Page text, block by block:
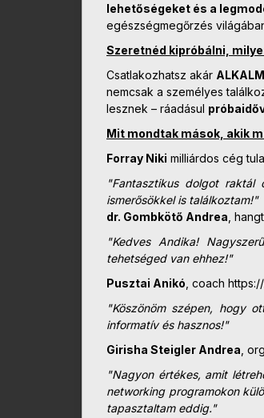
lehetőségeket és a
egészségmegőrzés
Szeretnéd kipróbálni,
Csatlakozhatsz akár
nemcsak a személyes
lesznek – ráadásul
Mit mondtak mások, akik
Forray Niki milliárdos cég
"Fantasztikus dolgot raktál
ismerősökkel is találkoztam!"
dr. Gombkötő Andrea ,
"Kedves Andika!
tehetséged van ehhez!"
Pusztai Anikó , coach
"Köszönöm szépen, hogy
informatív és hasznos!"
Girisha Steigler Andrea ,
"Nagyon értékes, amit
networking programokon
tapasztaltam eddig."